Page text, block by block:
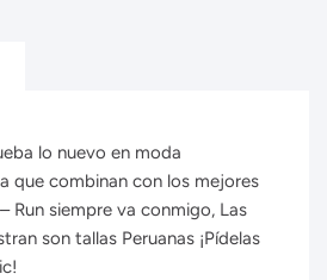
lo nuevo en moda
que combinan con los mejores
Run siempre va conmigo, Las
son tallas Peruanas ¡Pídelas